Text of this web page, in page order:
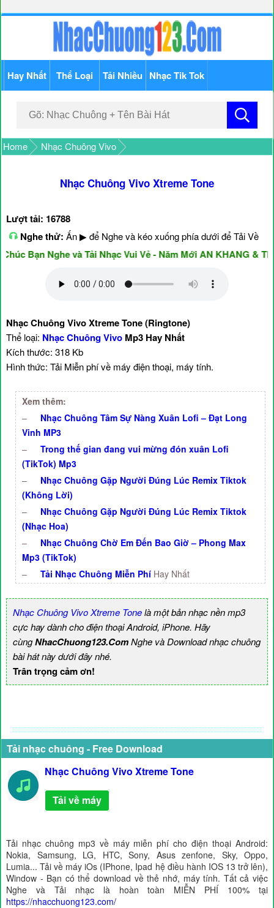
Hay Nhất Thể Loại Tải Nhiều Nhạc Tik Tok
Home Nhạc Chuông Vivo
Nhạc Chuông Vivo Xtreme Tone
Lượt tải: 16788
Nghe thử: Ấn ▶ để Nghe và kéo xuống phía dưới để Tải Về
Bạn Nghe và Tải Nhạc Vui Vẻ - Năm Mới AN KHANG &
Nhạc Chuông Vivo Xtreme Tone (Ringtone)
Thể loại: Nhạc Chuông Vivo Mp3 Hay Nhất
Kích thước: 318 Kb
Hình thức: Tải Miễn phí về máy điện thoại, máy tính.
Xem thêm:
–
Nhạc Chuông Tâm Sự Nàng Xuân Lofi – Đạt Long
Vinh MP3
–
Trong thế gian đang vui mừng đón xuân Lofi
(TikTok) Mp3
–
Nhạc Chuông Gặp Người Đúng Lúc Remix Tiktok
(Không Lời)
–
Nhạc Chuông Gặp Người Đúng Lúc Remix Tiktok
(Nhạc Hoa)
–
Nhạc Chuông Chờ Em Đến Bao Giờ – Phong Max
Mp3 (TikTok)
–
Tải Nhạc Chuông Miễn Phí Hay Nhất
Nhạc Chuông Vivo Xtreme Tonelà một bản nhạc nền mp3
cực hay dành cho điện thoại Android, iPhone. Hãy
cùngNhacChuong123.ComNghe và Download nhạc chuông
bài hát này dưới đây nhé.
Trân trọng cảm ơn!
Tải nhạc chuông - Free Download
Nhạc Chuông Vivo Xtreme Tone
Tải về máy
Tải nhạc chuông mp3 về máy miễn phí cho điện thoại Android:
Nokia, Samsung, LG, HTC, Sony, Asus zenfone, Sky, Oppo,
Lumia... Tải về máy iOs (IPhone, Ipad hệ điều hành IOS 13 trở lên),
Window - Bạn có thể download về thẻ nhớ, máy tính. Tất cả việc
Nghe và Tải nhạc là hoàn toàn MIỄN PHÍ 100% tại
https://nhacchuong123.com/